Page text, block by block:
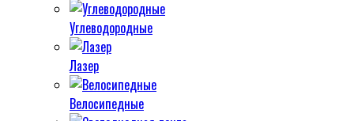
Углеводородные
Лазер
Велосипедные